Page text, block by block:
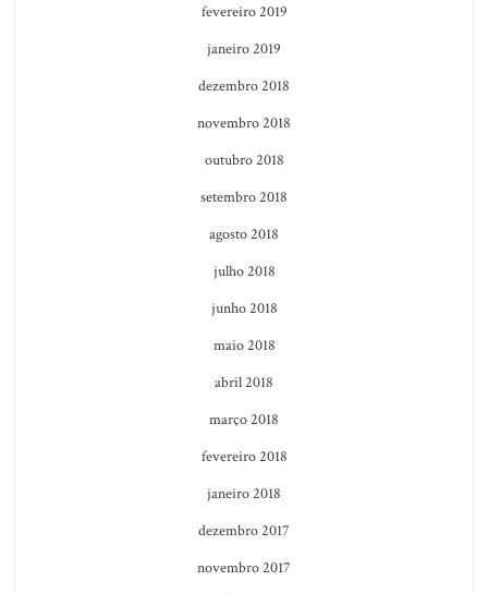
fevereiro 2019
janeiro 2019
dezembro 2018
novembro 2018
outubro 2018
setembro 2018
agosto 2018
julho 2018
junho 2018
maio 2018
abril 2018
março 2018
fevereiro 2018
janeiro 2018
dezembro 2017
novembro 2017